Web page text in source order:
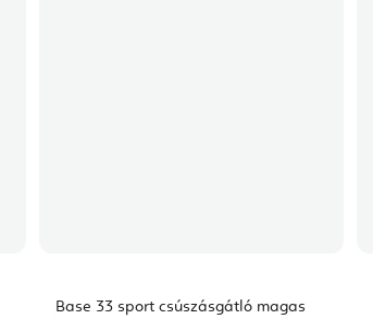
Base 33 sport csúszásgátló magas